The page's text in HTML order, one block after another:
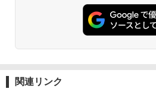
関連リンク